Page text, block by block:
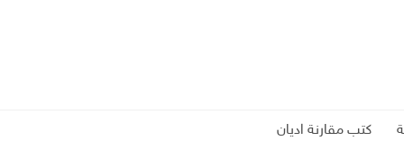
كتب مقارنة اديان